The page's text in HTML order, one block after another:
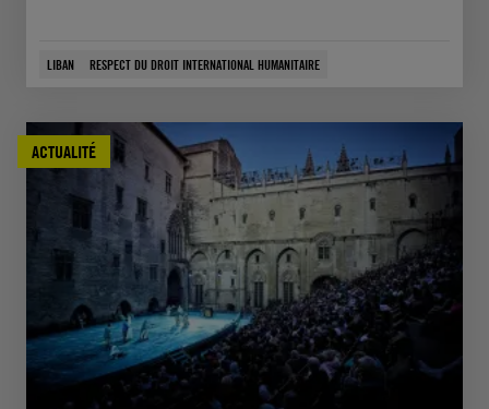
LIBAN RESPECT DU DROIT INTERNATIONAL HUMANITAIRE
ACTUALITÉ